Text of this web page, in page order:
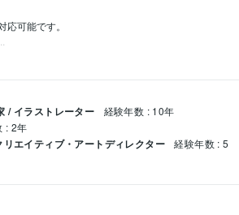
可能です。
/ イラストレーター 経験年数 : 10年
: 2年
エイティブ・アートディレクター
経験年数 : 5